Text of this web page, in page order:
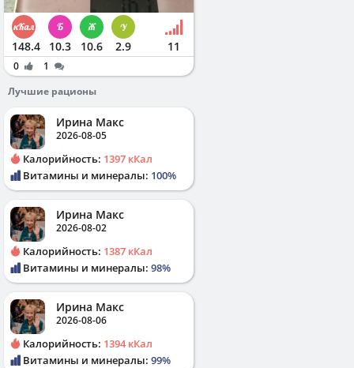
148.4 10.3 10.6 2.9 11
0
1
Лучшие рационы
Ирина Макс
2026-08-05
Калорийность: 1397 кКал
Витамины и минералы: 100%
Ирина Макс
2026-08-02
Калорийность: 1387 кКал
Витамины и минералы: 98%
Ирина Макс
2026-08-06
Калорийность: 1394 кКал
Витамины и минералы: 99%